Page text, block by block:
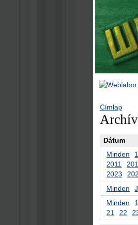
Címlap
Dátum
Minden
2011
2023
Minden
Minden
1
21
22